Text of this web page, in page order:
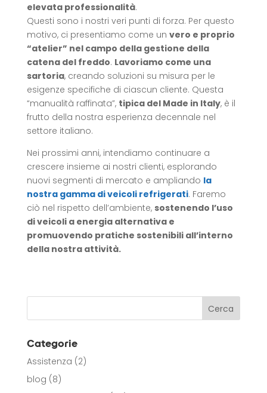
elevata professionalità.
Questi sono i nostri veri punti di forza. Per questo
motivo, ci presentiamo come un vero e proprio
“atelier” nel campo della gestione della
catena del freddo. Lavoriamo come una
sartoria, creando soluzioni su misura per le
esigenze specifiche di ciascun cliente. Questa
“manualità raffinata”, tipica del Made in Italy, è il
frutto della nostra esperienza decennale nel
settore italiano.
Nei prossimi anni, intendiamo continuare a
crescere insieme ai nostri clienti, esplorando
nuovi segmenti di mercato e ampliando la
nostra gamma di veicoli refrigerati. Faremo
ciò nel rispetto dell’ambiente, sostenendo l’uso
di veicoli a energia alternativa e
promuovendo pratiche sostenibili all’interno
della nostra attività.
Categorie
Assistenza (2)
blog (8)